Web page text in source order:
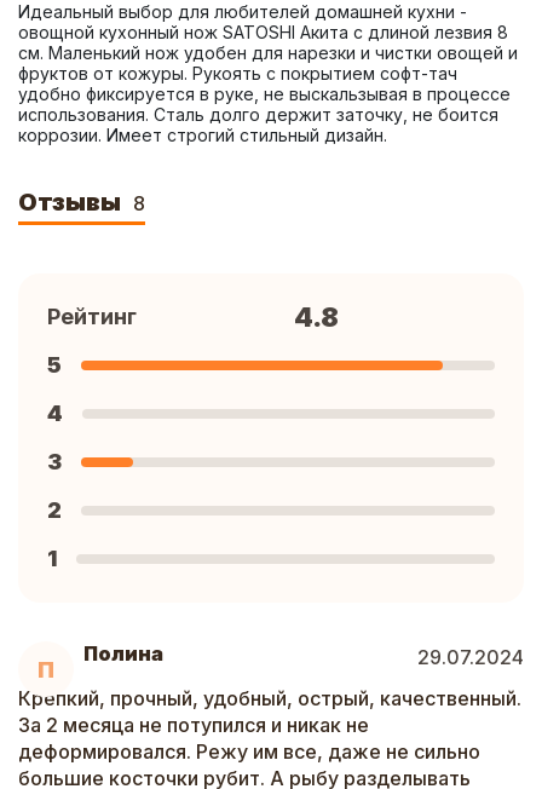
Идеальный выбор для любителей домашней кухни -
овощной кухонный нож SATOSHI Акита с длиной лезвия 8
см. Маленький нож удобен для нарезки и чистки овощей и
фруктов от кожуры. Рукоять с покрытием софт-тач
удобно фиксируется в руке, не выскальзывая в процессе
использования. Сталь долго держит заточку, не боится
коррозии. Имеет строгий стильный дизайн.
Отзывы 8
П
Полина
29.07.2024
Крепкий, прочный, удобный, острый, качественный.
За 2 месяца не потупился и никак не
деформировался. Режу им все, даже не сильно
большие косточки рубит. А рыбу разделывать
Рейтинг 4.8
5
4
3
2
1